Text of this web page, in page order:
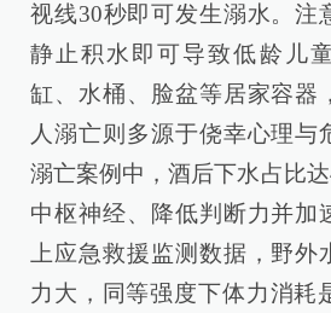
视线30秒即可发生溺水。注
静止积水即可导致低龄儿
缸、水桶、脸盆等居家容器
人溺亡则多源于侥幸心理与
溺亡案例中，酒后下水占比
中枢神经、降低判断力并加
上应急救援监测数据，野外
力大，同等强度下体力消耗